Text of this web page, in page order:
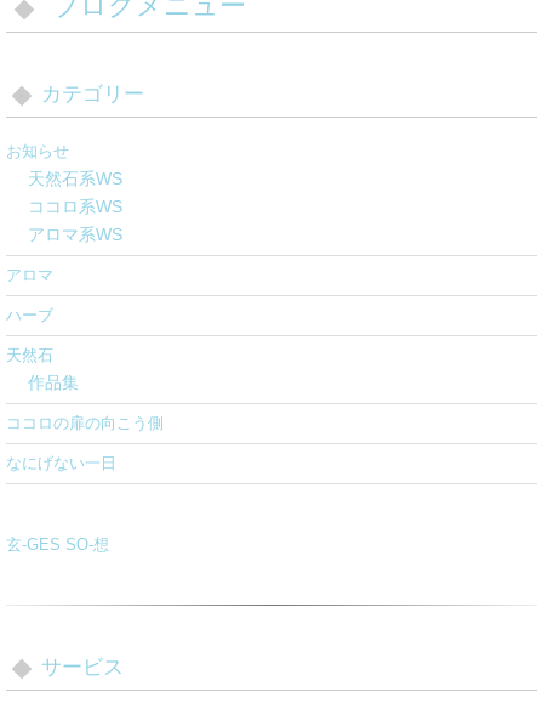
カテゴリー
お知らせ
天然石系WS
ココロ系WS
アロマ系WS
アロマ
ハーブ
天然石
作品集
ココロの扉の向こう側
なにげない一日
玄-GES SO-想
サービス